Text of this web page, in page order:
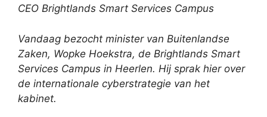
CEO Brightlands Smart Services Campus
Vandaag bezocht minister van Buitenlandse
Zaken, Wopke Hoekstra, de Brightlands Smart
Services Campus in Heerlen. Hij sprak hier over
de internationale cyberstrategie van het
kabinet.